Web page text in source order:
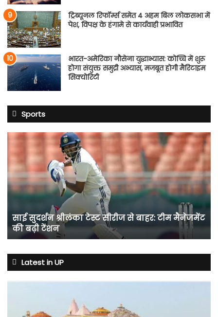
ट्रिब्यूनल रिफॉर्म्स समेत 4 अहम बिल लोकसभा में
पेश, विपक्ष के हंगामे से कार्यवाही प्रभावित
भारत-अमेरिका नौसेना युद्धाभ्यास: कोच्चि में शुरू
होगा संयुक्त समुद्री अभ्यास, मजबूत होगी मैरिटाइम
सिक्योरिटी
Sports
साई
श्रीलंका
सीरीज
से
मैनेजमेंट
की
बढ़ी
साई सुदर्शन श्रीलंका टेस्ट सीरीज से बाहर: टीम मैनेजमेंट
की बढ़ी टेंशन
Latest in UP